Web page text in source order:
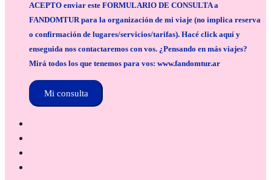
ACEPTO enviar este FORMULARIO DE CONSULTA a
FANDOMTUR para la organización de mi viaje (no implica reserva
o confirmación de lugares/servicios/tarifas). Hacé click aquí y
enseguida nos contactaremos con vos. ¿Pensando en más viajes?
Mirá todos los que tenemos para vos: www.fandomtur.ar